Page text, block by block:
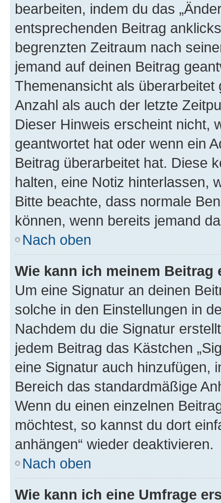
bearbeiten, indem du das
entsprechenden Beitrag
begrenzten Zeitraum nach
jemand auf deinen Beitrag
Themenansicht als
Anzahl als auch der letzte
Dieser Hinweis erscheint nicht,
geantwortet hat oder wenn ein
Beitrag überarbeitet hat. Diese
halten, eine Notiz hinterlassen,
Bitte beachte, dass normale
können, wenn bereits jemand
Nach oben
Wie kann ich meinem
Um eine Signatur an deinen
solche in den Einstellungen in
Nachdem du die Signatur
jedem Beitrag das Kästchen
eine Signatur auch hinzufügen,
Bereich das standardmäßige
Wenn du einen einzelnen
möchtest, so kannst du dort
anhängen“ wieder deaktivieren.
Nach oben
Wie kann ich eine Umfrage